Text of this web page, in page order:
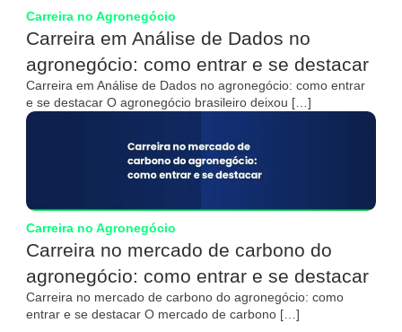
Carreira no Agronegócio
Carreira em Análise de Dados no
agronegócio: como entrar e se destacar
Carreira em Análise de Dados no agronegócio: como entrar
e se destacar O agronegócio brasileiro deixou […]
Carreira no Agronegócio
Carreira no mercado de carbono do
agronegócio: como entrar e se destacar
Carreira no mercado de carbono do agronegócio: como
entrar e se destacar O mercado de carbono […]